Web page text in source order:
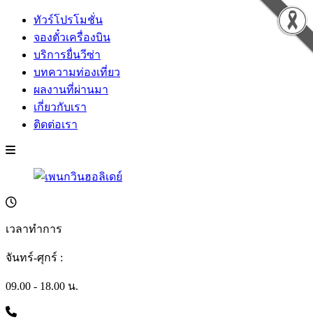
ทัวร์โปรโมชั่น
จองตั๋วเครื่องบิน
บริการยื่นวีซ่า
บทความท่องเที่ยว
ผลงานที่ผ่านมา
เกี่ยวกับเรา
ติดต่อเรา
เวลาทำการ
จันทร์-ศุกร์ :
09.00 - 18.00 น.